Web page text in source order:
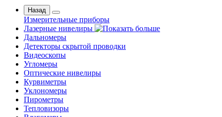
Назад
Измерительные приборы
Лазерные нивелиры
Дальномеры
Детекторы скрытой проводки
Видеоскопы
Угломеры
Оптические нивелиры
Курвиметры
Уклономеры
Пирометры
Тепловизоры